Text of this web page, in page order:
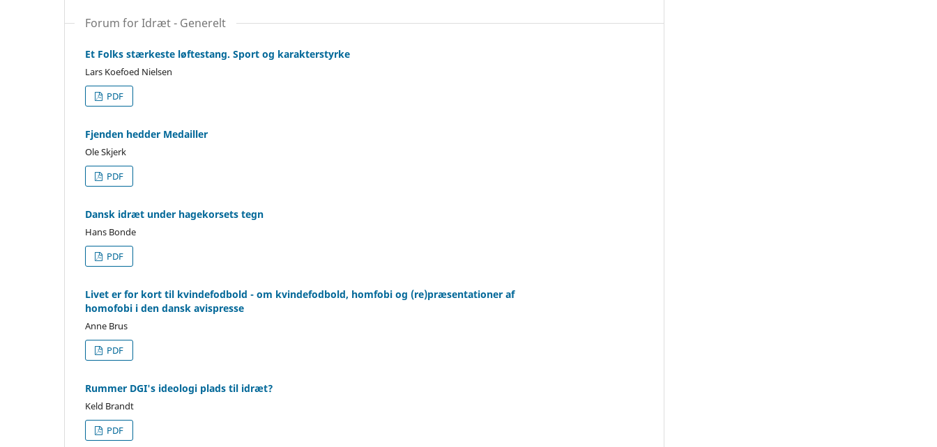
Forum for Idræt - Generelt
Et Folks stærkeste løftestang. Sport og karakterstyrke
Lars Koefoed Nielsen
PDF
Fjenden hedder Medailler
Ole Skjerk
PDF
Dansk idræt under hagekorsets tegn
Hans Bonde
PDF
Livet er for kort til kvindefodbold - om kvindefodbold, homfobi og (re)præsentationer af
homofobi i den dansk avispresse
Anne Brus
PDF
Rummer DGI's ideologi plads til idræt?
Keld Brandt
PDF